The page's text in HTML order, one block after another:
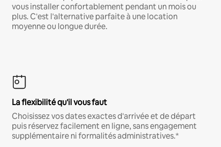
vous installer confortablement pendant un mois ou
plus. C'est l'alternative parfaite à une location
moyenne ou longue durée.
La flexibilité qu'il vous faut
Choisissez vos dates exactes d'arrivée et de départ
puis réservez facilement en ligne, sans engagement
supplémentaire ni formalités administratives.*